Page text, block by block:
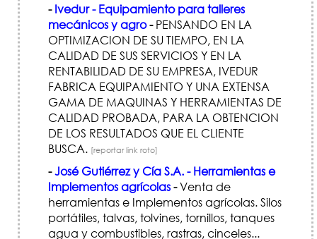
- Ivedur - Equipamiento para talleres
mecánicos y agro-PENSANDO EN LA
OPTIMIZACION DE SU TIEMPO, EN LA
CALIDAD DE SUS SERVICIOS Y EN LA
RENTABILIDAD DE SU EMPRESA, IVEDUR
FABRICA EQUIPAMIENTO Y UNA EXTENSA
GAMA DE MAQUINAS Y HERRAMIENTAS DE
CALIDAD PROBADA, PARA LA OBTENCION
DE LOS RESULTADOS QUE EL CLIENTE
BUSCA. [reportar link roto]
-José Gutiérrez y Cía S.A. - Herramientas e
Implementos agrícolas-Venta de
herramientas e Implementos agrícolas. Silos
portátiles, talvas, tolvines, tornillos, tanques
agua y combustibles, rastras, cinceles...